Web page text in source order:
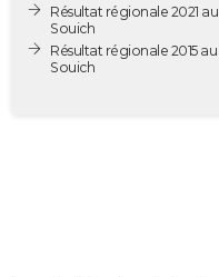
Destinations
City break
Voyage nature
Voyage de noces
Forum
PHOTO
GUIDES D'ACHAT
Résultat régionale 2021 au
Souich
Résultat régionale 2015 au
Souich